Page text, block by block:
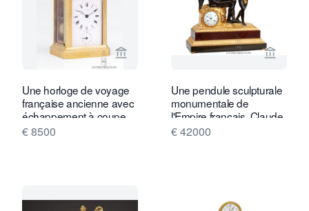
Voir la page vendeur de Gude & Meis
Une horloge de voyage
française ancienne avec
échappement à coupe
de paille, Paul Garnier
€ 8500
Voir la
Une pendule sculpturale
monumentale de
l'Empire français, Claude
Galle, vers 1810
€ 42000